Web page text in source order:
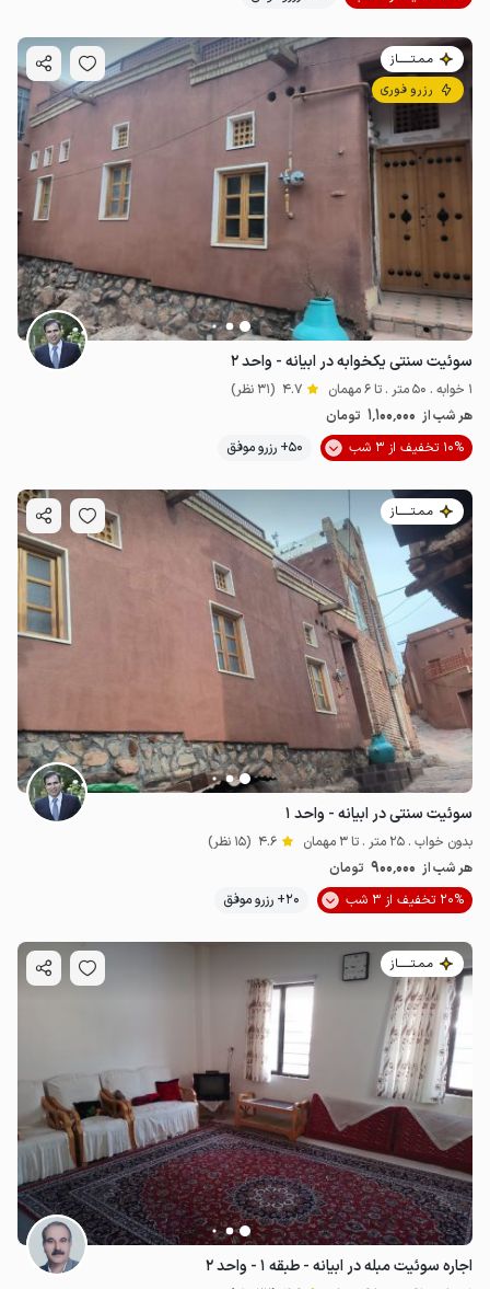
1.5میلیون ت 4.9
مـمـتــــــاز
رزرو فوری
سوئیت سنتی یکخوابه در ابیانه - واحد ۲
1 خوابه . 50 متر . تا 6 مهمان 4.7 (31 نظر)
هر شب از 1٬100٬000 تومان
10% تخفیف از 3 شب
50+ رزرو موفق
مـمـتــــــاز
سوئیت سنتی در ابیانه - واحد ۱
بدون خواب . 25 متر . تا 3 مهمان 4.6 (15 نظر)
هر شب از 900٬000 تومان
20% تخفیف از 3 شب
20+ رزرو موفق
مـمـتــــــاز
اجاره سوئیت مبله در ابیانه - طبقه ۱ - واحد ۲